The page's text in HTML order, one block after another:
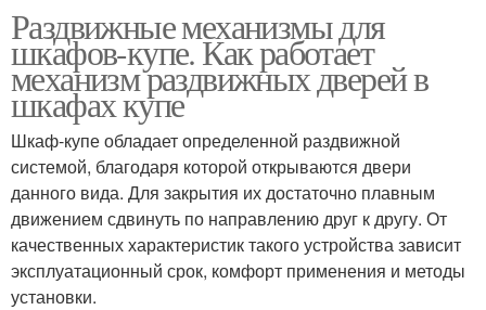
Раздвижные механизмы для
шкафов-купе. Как работает
механизм раздвижных дверей в
шкафах купе
Шкаф-купе обладает определенной раздвижной
системой, благодаря которой открываются двери
данного вида. Для закрытия их достаточно плавным
движением сдвинуть по направлению друг к другу. От
качественных характеристик такого устройства зависит
эксплуатационный срок, комфорт применения и методы
установки.